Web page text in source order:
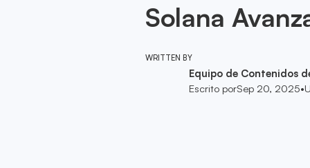
Solana
WRITTEN BY
Equipo de Contenidos
Escrito porSep 20, 2025•